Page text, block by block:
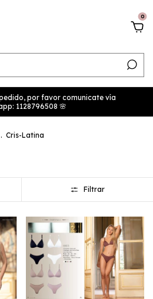
0
por favor comunicate vía
1128796508 🌸
. Cris-Latina
Filtrar